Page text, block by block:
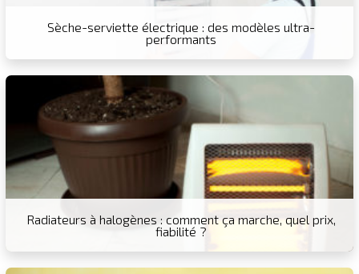
Sèche-serviette électrique : des modèles ultra-
performants
Radiateurs à halogènes : comment ça marche, quel prix,
fiabilité ?